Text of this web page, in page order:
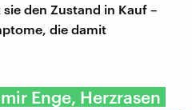
den Zustand in Kauf –
die damit
Enge, Herzrasen